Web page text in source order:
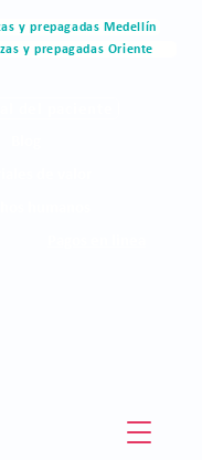
y prepagadas Medellín
y prepagadas Oriente